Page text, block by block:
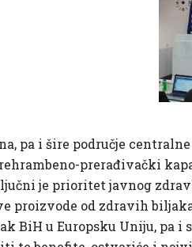
pa i šire područje
prerađivački
je prioritet javnog
proizvode od zdravih
BiH u Europsku Uniju, pa i